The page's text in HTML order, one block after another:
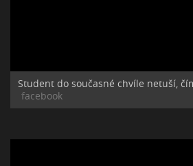
Student do současné chvíle netuší,
facebook